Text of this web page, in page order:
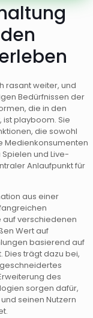
rasant weiter, und
Bedürfnissen der
die in den
playboom. Sie
die sowohl
Medienkonsumenten
und Live-
Anlaufpunkt für
aus einer
auf verschiedenen
Wert auf
basierend auf
Dies trägt dazu bei,
des
sorgen dafür,
seinen Nutzern